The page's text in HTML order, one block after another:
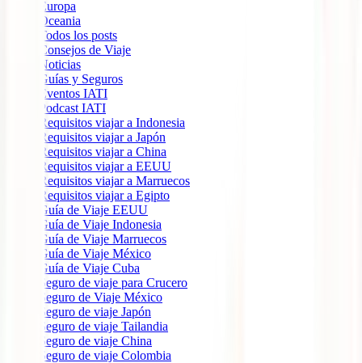
Europa
Oceania
Todos los posts
Consejos de Viaje
Noticias
Guías y Seguros
Eventos IATI
Podcast IATI
Requisitos viajar a Indonesia
Requisitos viajar a Japón
Requisitos viajar a China
Requisitos viajar a EEUU
Requisitos viajar a Marruecos
Requisitos viajar a Egipto
Guía de Viaje EEUU
Guía de Viaje Indonesia
Guía de Viaje Marruecos
Guía de Viaje México
Guía de Viaje Cuba
Seguro de viaje para Crucero
Seguro de Viaje México
Seguro de viaje Japón
Seguro de viaje Tailandia
Seguro de viaje China
Seguro de viaje Colombia